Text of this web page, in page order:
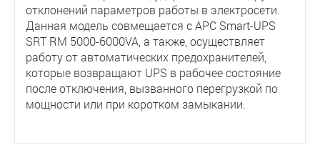
отклонений параметров работы в электросети.
Данная модель совмещается с APC Smart-UPS
SRT RM 5000-6000VA, а также, осуществляет
работу от автоматических предохранителей,
которые возвращают UPS в рабочее состояние
после отключения, вызванного перегрузкой по
мощности или при коротком замыкании.